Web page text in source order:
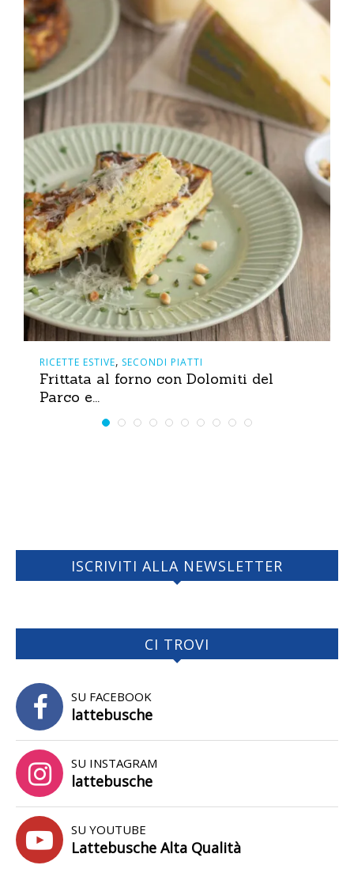
RICETTE ESTIVE, SECONDI PIATTI
Frittata al forno con Dolomiti del
Parco e...
ISCRIVITI ALLA NEWSLETTER
CI TROVI
SU FACEBOOK
lattebusche
SU INSTAGRAM
lattebusche
SU YOUTUBE
Lattebusche Alta Qualità